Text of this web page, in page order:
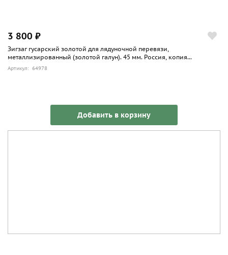
3 800 ₽
Зигзаг гусарский золотой для лядуночной перевязи,
металлизированный (золотой галун). 45 мм. Россия, копия...
Артикул: 64978
Добавить в корзину